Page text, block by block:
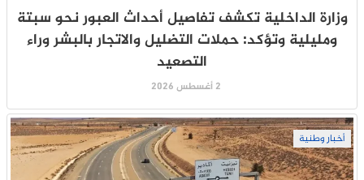
وزارة الداخلية تكشف تفاصيل أحداث العبور نحو سبتة
ومليلية وتؤكد: حملات التضليل والاتجار بالبشر وراء
التصعيد
2 أغسطس 2026
أخبار وطنية